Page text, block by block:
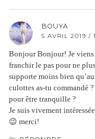
BOUYA
5 AVRIL 2019 /
Bonjour Bonjour! Je
franchir le pas pour ne
supporte moins bien
culottes as-tu commandé
pour être tranquille ?
Je suis vivement
😉 merci!